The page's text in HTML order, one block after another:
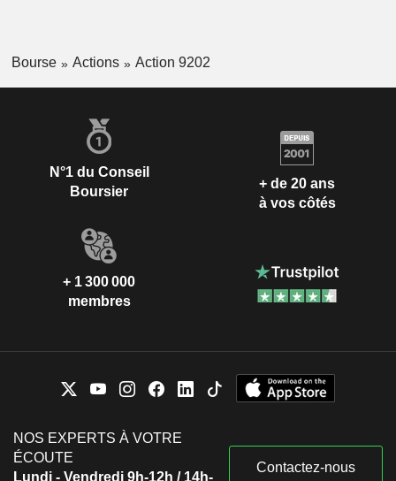
Bourse Actions Action 9202
N°1 du Conseil
Boursier
+ de 20 ans
à vos côtés
+ 1 300 000
membres
NOS EXPERTS À VOTRE
ÉCOUTE
Lundi - Vendredi 9h-12h / 14h-
Contactez-nous